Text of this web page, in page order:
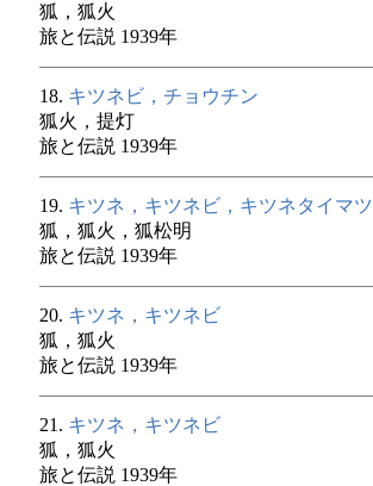
狐，狐火
旅と伝説 1939年
18. キツネビ，チョウチン
狐火，提灯
旅と伝説 1939年
19. キツネ，キツネビ，キツネタイマツ
狐，狐火，狐松明
旅と伝説 1939年
20. キツネ，キツネビ
狐，狐火
旅と伝説 1939年
21. キツネ，キツネビ
狐，狐火
旅と伝説 1939年